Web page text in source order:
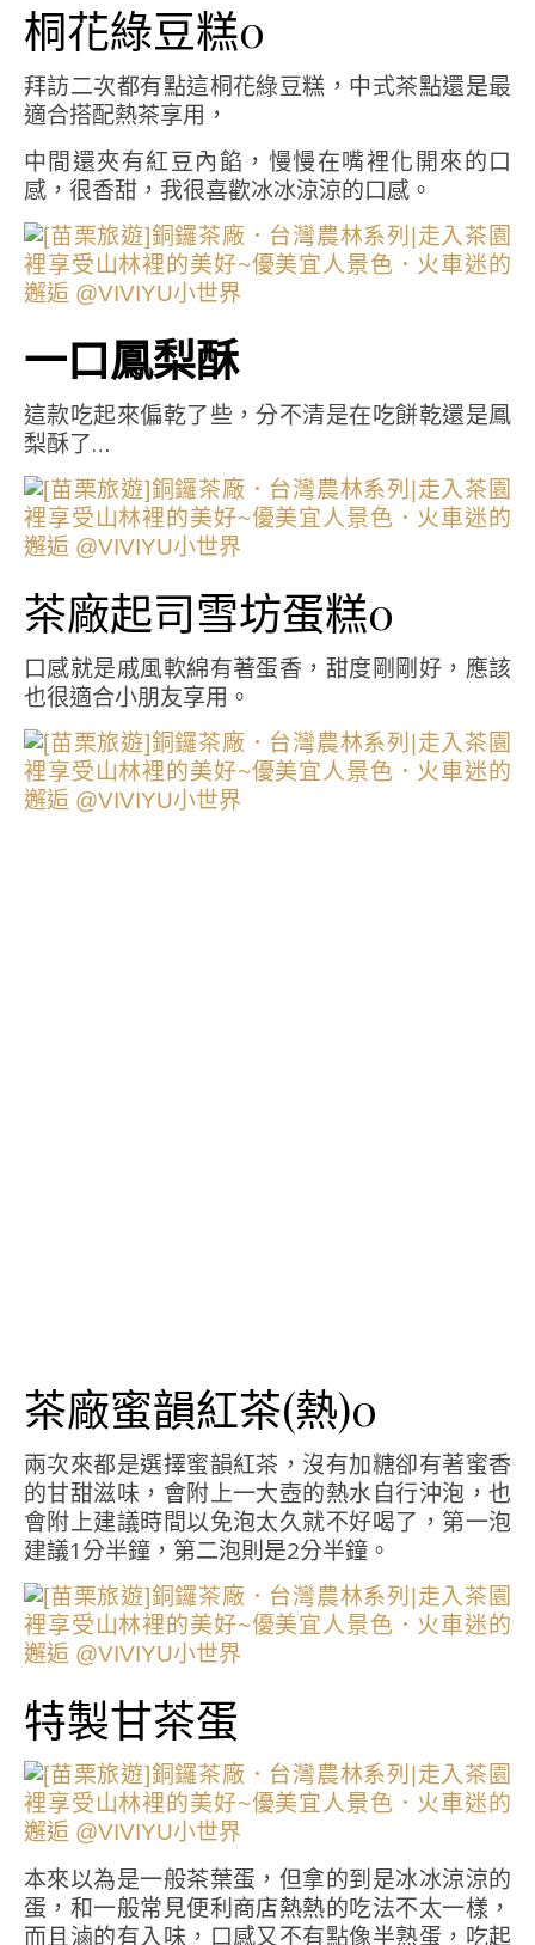
桐花綠豆糕0
拜訪二次都有點這桐花綠豆糕，中式茶點還是最
適合搭配熱茶享用，
中間還夾有紅豆內餡，慢慢在嘴裡化開來的口
感，很香甜，我很喜歡冰冰涼涼的口感。
一口鳳梨酥
這款吃起來偏乾了些，分不清是在吃餅乾還是鳳
梨酥了…
茶廠起司雪坊蛋糕0
口感就是戚風軟綿有著蛋香，甜度剛剛好，應該
也很適合小朋友享用。
茶廠蜜韻紅茶(熱)0
兩次來都是選擇蜜韻紅茶，沒有加糖卻有著蜜香
的甘甜滋味，會附上一大壺的熱水自行沖泡，也
會附上建議時間以免泡太久就不好喝了，第一泡
建議1分半鐘，第二泡則是2分半鐘。
特製甘茶蛋
本來以為是一般茶葉蛋，但拿的到是冰冰涼涼的
蛋，和一般常見便利商店熱熱的吃法不太一樣，
而且滷的有入味，口感又不有點像半熟蛋，吃起